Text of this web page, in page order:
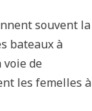
souvent la
bateaux à
voie de
les femelles à